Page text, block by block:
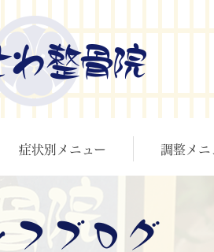
症状別メニュー 調整メニ
フブログ